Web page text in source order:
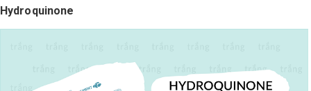
Hydroquinone